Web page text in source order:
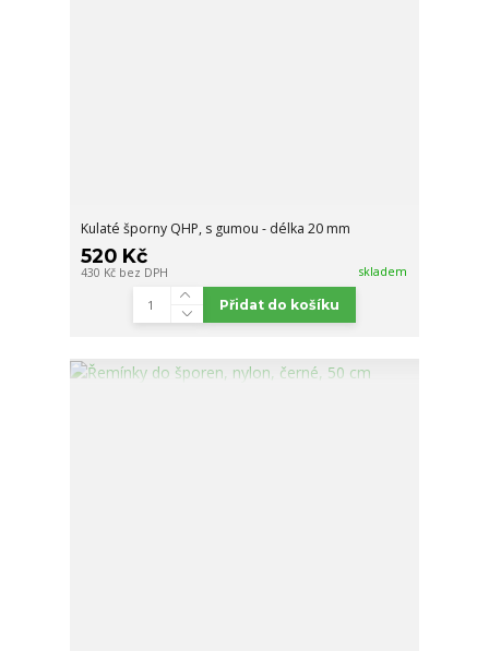
Kulaté šporny QHP, s gumou - délka 20 mm
520 Kč
430 Kč bez DPH skladem
Přidat do košíku